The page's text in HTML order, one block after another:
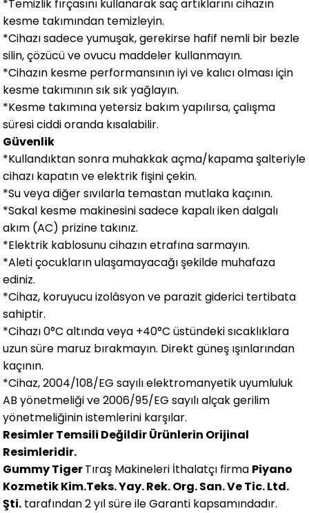
*Temizlik fırçasını kullanarak saç artıklarını cihazın
kesme takımından temizleyin.
*Cihazı sadece yumuşak, gerekirse hafif nemli bir bezle
silin, çözücü ve ovucu maddeler kullanmayın.
*Cihazın kesme performansının iyi ve kalıcı olması için
kesme takımının sık sık yağlayın.
*Kesme takımına yetersiz bakım yapılırsa, çalışma
süresi ciddi oranda kısalabilir.
Güvenlik
*Kullandıktan sonra muhakkak açma/kapama şalteriyle
cihazı kapatın ve elektrik fişini çekin.
*Su veya diğer sıvılarla temastan mutlaka kaçının.
*Sakal kesme makinesini sadece kapalı iken dalgalı
akım (AC) prizine takınız.
*Elektrik kablosunu cihazın etrafına sarmayın.
*Aleti çocukların ulaşamayacağı şekilde muhafaza
ediniz.
*Cihaz, koruyucu izolâsyon ve parazit giderici tertibata
sahiptir.
*Cihazı 0°C altında veya +40°C üstündeki sıcaklıklara
uzun süre maruz bırakmayın. Direkt güneş ışınlarından
kaçının.
*Cihaz, 2004/108/EG sayılı elektromanyetik uyumluluk
AB yönetmeliği ve 2006/95/EG sayılı alçak gerilim
yönetmeliğinin istemlerini karşılar.
Resimler Temsili Değildir Ürünlerin Orijinal
Resimleridir.
Gummy TigerTıraş Makineleri İthalatçı firma Piyano
Kozmetik Kim.Teks. Yay. Rek. Org. San. Ve Tic. Ltd.
Şti. tarafından 2 yıl süre ile Garanti kapsamındadır.